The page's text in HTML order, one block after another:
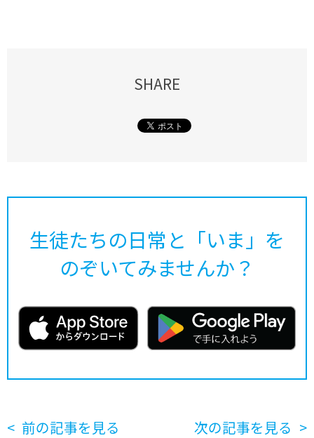
SHARE
生徒たちの日常と「いま」を
のぞいてみませんか？
前の記事を見る 次の記事を見る